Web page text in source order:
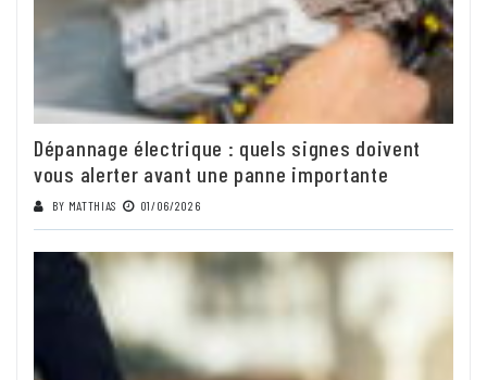
Dépannage électrique : quels signes doivent
vous alerter avant une panne importante
BY MATTHIAS 01/06/2026